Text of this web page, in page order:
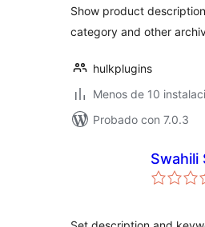
Show product
category and other
hulkplugins
Menos de 10
Probado con 7.0.3
Swahili